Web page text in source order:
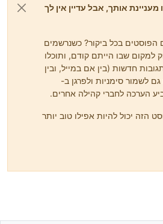
אותך, אבל עדיין אין לך
הפוסטים בכל ביקור? כשנרשמים
למקום שבו הייתם קודם, ותוכלו
חדשות (בין אם במייל, ובין
לשמור סימניות ולפרגן ב-
הזה יכול להיות אפילו טוב יותר